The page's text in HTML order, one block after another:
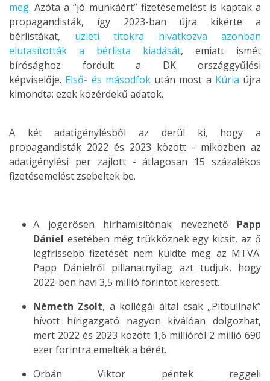
meg. Azóta a “jó munkáért” fizetésemelést is kaptak a
propagandisták, így 2023-ban újra kikérte a
bérlistákat, üzleti titokra hivatkozva azonban
elutasították a bérlista kiadását, emiatt ismét
bírósághoz fordult a DK országgyűlési
képviselője. Első- és másodfokután most a Kúria újra
kimondta: ezek közérdekű adatok.
A két adatigénylésből az derül ki, hogy a
propagandisták 2022 és 2023 között - miközben az
adatigénylési per zajlott - átlagosan 15 százalékos
fizetésemelést zsebeltek be.
A jogerősen hírhamisítónak nevezhető Papp
Dániel esetében még trükköznek egy kicsit, az ő
legfrissebb fizetését nem küldte meg az MTVA.
Papp Dánielről pillanatnyilag azt tudjuk, hogy
2022-ben havi 3,5 millió forintot keresett.
Németh Zsolt, a kollégái által csak „Pitbullnak”
hívott hírigazgató nagyon kiválóan dolgozhat,
mert 2022 és 2023 között 1,6 millióról 2 millió 690
ezer forintra emelték a bérét.
Orbán Viktor péntek reggeli